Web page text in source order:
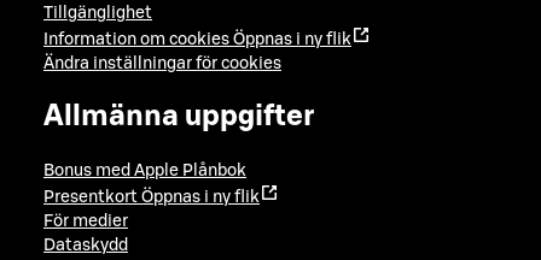
Tillgänglighet
Information om cookies Öppnas i ny flik
Ändra inställningar för cookies
Allmänna uppgifter
Bonus med Apple Plånbok
Presentkort Öppnas i ny flik
För medier
Dataskydd